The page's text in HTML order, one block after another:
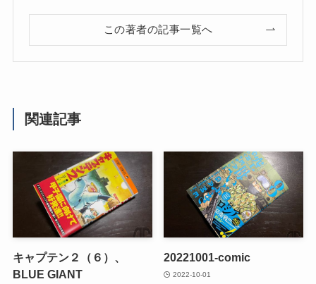
この著者の記事一覧へ
関連記事
キャプテン２（６）、
BLUE GIANT
20221001-comic
2022-10-01